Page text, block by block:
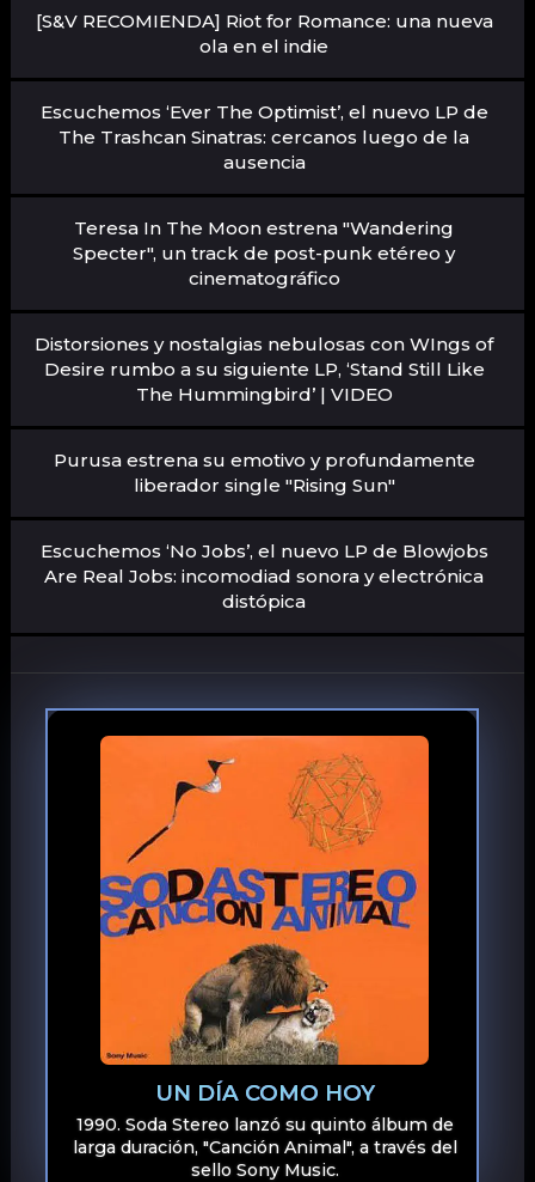
[S&V RECOMIENDA] Riot for Romance: una nueva
ola en el indie
Escuchemos ‘Ever The Optimist’, el nuevo LP de
The Trashcan Sinatras: cercanos luego de la
ausencia
Teresa In The Moon estrena "Wandering
Specter", un track de post-punk etéreo y
cinematográfico
Distorsiones y nostalgias nebulosas con WIngs of
Desire rumbo a su siguiente LP, ‘Stand Still Like
The Hummingbird’ | VIDEO
Purusa estrena su emotivo y profundamente
liberador single "Rising Sun"
Escuchemos ‘No Jobs’, el nuevo LP de Blowjobs
Are Real Jobs: incomodiad sonora y electrónica
distópica
UN DÍA COMO HOY
1990. Soda Stereo lanzó su quinto álbum de
larga duración, "Canción Animal", a través del
sello Sony Music.